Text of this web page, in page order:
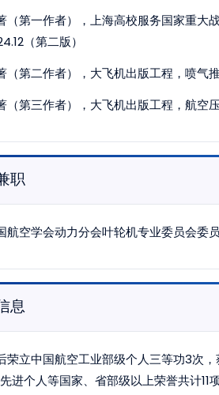
（第一作者），上海高校服务国家重大
（第二版）
（第二作者），大飞机出版工程，喷气
（第三作者），大飞机出版工程，航空
职
航空学会动力分会叶轮机专业委员会委员
息
荣立中国航空工业部级个人三等功3次
进个人等国家、省部级以上荣誉共计11